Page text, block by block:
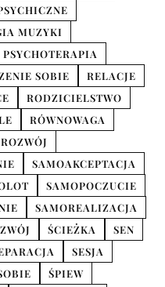
MUZYKI
PSYCHOTERAPIA
SOBIE
RELACJE
RODZICIELSTWO
RÓWNOWAGA
ROZWÓJ
SAMOAKCEPTACJA
SAMOPOCZUCIE
SAMOREALIZACJA
ŚCIEŻKA
SEN
SESJA
ŚPIEW